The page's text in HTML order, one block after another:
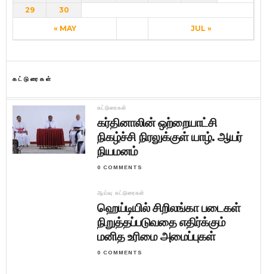
« MAY JUL »
29
30
கட்டுரைகள்
கட்டுரைகள்
கர்தினாலின் ஒற்றையாட்சி
நிகழ்ச்சி நிரலுக்குள் யாழ். ஆயர்
நியமனம்
0 COMMENTS
ஆய்வு கட்டுரைகள்
ஹெய்டியில் சிறிலங்கா படைகள்
நிறுத்தப்படுவதை எதிர்க்கும்
மனித உரிமை அமைப்புகள்
0 COMMENTS